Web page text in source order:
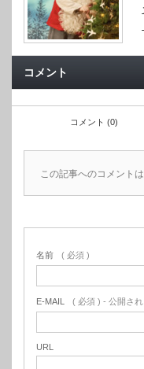
コメント
コメント (0)
この記事へのコメント
名前 ( 必須 )
E-MAIL ( 必須 ) - 公開さ
URL